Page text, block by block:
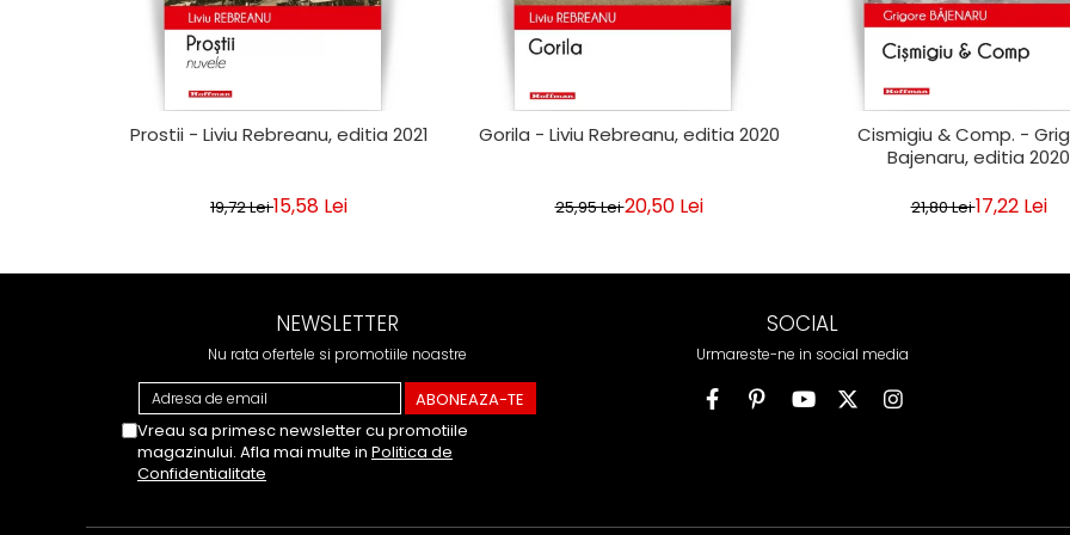
Prostii - Liviu Rebreanu, editia 2021
19,72 Lei15,58 Lei
Gorila - Liviu Rebreanu, editia 2020
25,95 Lei20,50 Lei
Cismigiu & Comp. -
Bajenaru, editia 2020
21,80 Lei17,22 Lei
NEWSLETTER
Nu rata ofertele si promotiile noastre
Vreau sa primesc newsletter cu promotiile
magazinului. Afla mai multe in Politica de
Confidentialitate
SOCIAL
Urmareste-ne in social media